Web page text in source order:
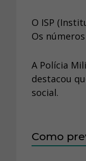
O ISP
Os
A Polícia
destacou
social.
Como